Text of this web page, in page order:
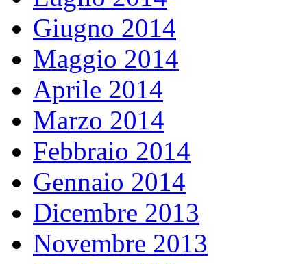
Giugno 2014
Maggio 2014
Aprile 2014
Marzo 2014
Febbraio 2014
Gennaio 2014
Dicembre 2013
Novembre 2013